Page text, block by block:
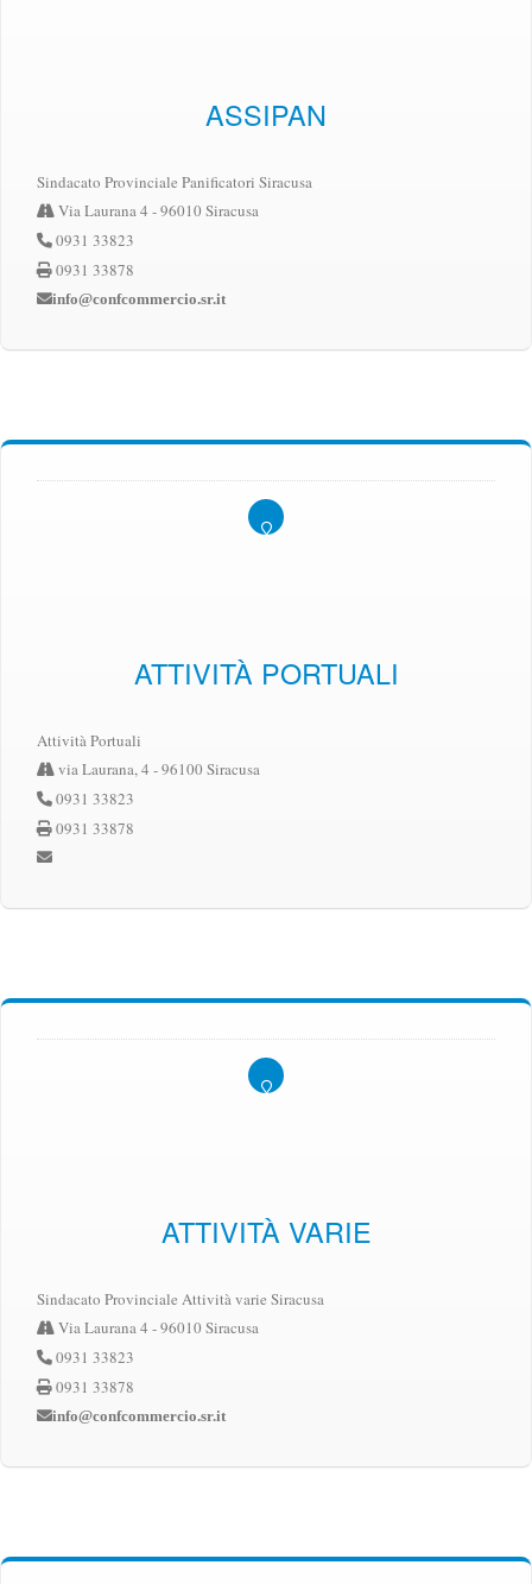
ASSIPAN
Sindacato Provinciale Panificatori Siracusa
Via Laurana 4 - 96010 Siracusa
0931 33823
0931 33878
info@confcommercio.sr.it
ATTIVITÀ PORTUALI
Attività Portuali
via Laurana, 4 - 96100 Siracusa
0931 33823
0931 33878
ATTIVITÀ VARIE
Sindacato Provinciale Attività varie Siracusa
Via Laurana 4 - 96010 Siracusa
0931 33823
0931 33878
info@confcommercio.sr.it